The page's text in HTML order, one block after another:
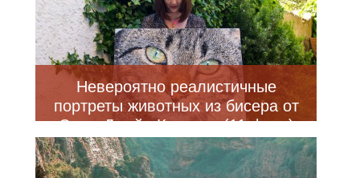
Невероятно реалистичные
портреты животных из бисера от
Сары Джейн Коннорс (11 фото)